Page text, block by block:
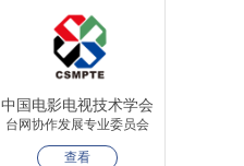
中国电影电视技术学会
台网协作发展专业委员会
查看